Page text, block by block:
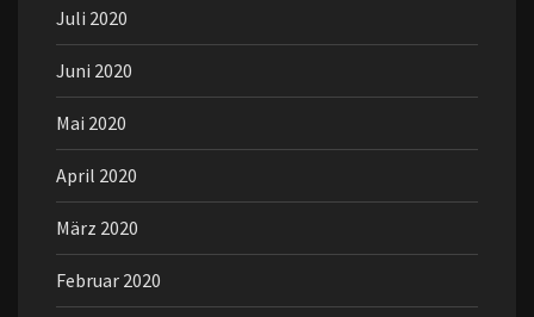
Juli 2020
Juni 2020
Mai 2020
April 2020
März 2020
Februar 2020